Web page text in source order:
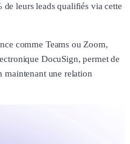
leurs leads qualifiés via cette
comme Teams ou Zoom,
DocuSign, permet de
maintenant une relation